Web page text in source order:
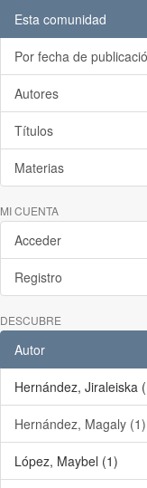
Esta comunidad
Por fecha de
Autores
Títulos
Materias
MI CUENTA
Acceder
Registro
DESCUBRE
Autor
Hernández, Jiraleiska
Hernández, Magaly (1)
López, Maybel (1)